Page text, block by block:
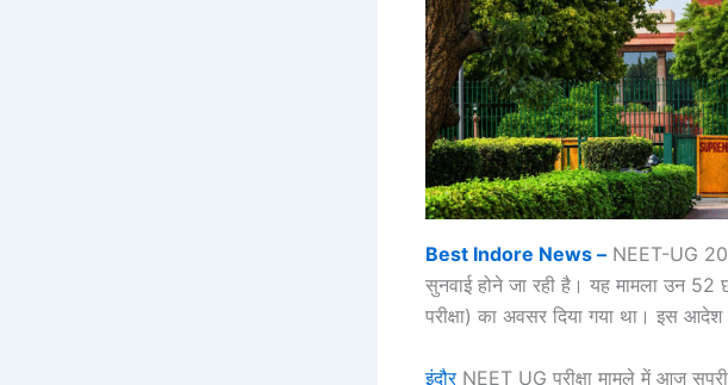
Best Indore News – NEET-UG
सुनवाई होने जा रही है। यह मामला उन 52
परीक्षा) का अवसर दिया गया था। इस
इंदौरNEET UG परीक्षा मामले में आज